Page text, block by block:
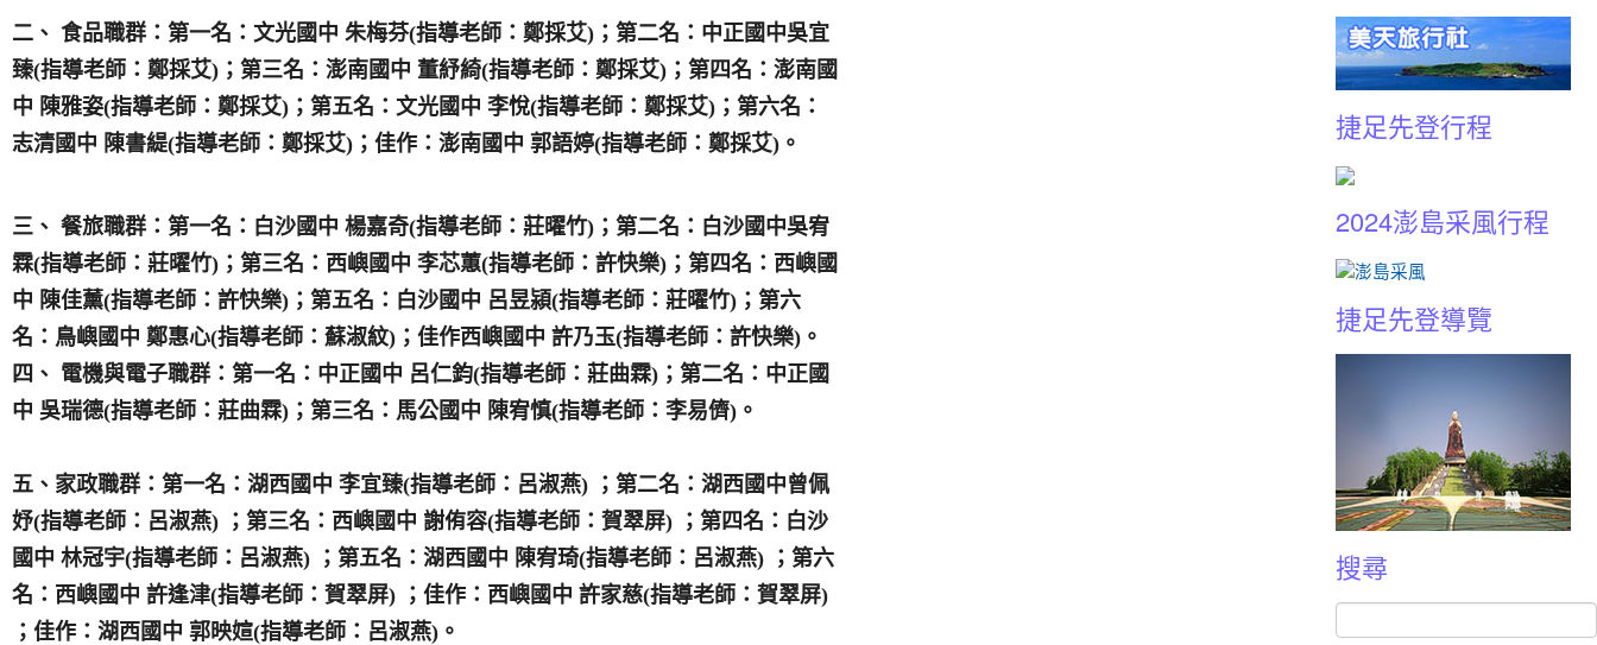
二、 食品職群：第一名：文光國中 朱梅芬(指導老師：鄭採艾)；第二名：中正國中吳宜
臻(指導老師：鄭採艾)；第三名：澎南國中 董紓綺(指導老師：鄭採艾)；第四名：澎南國
中 陳雅姿(指導老師：鄭採艾)；第五名：文光國中 李悅(指導老師：鄭採艾)；第六名：
志清國中 陳書緹(指導老師：鄭採艾)；佳作：澎南國中 郭語婷(指導老師：鄭採艾)。
三、 餐旅職群：第一名：白沙國中 楊嘉奇(指導老師：莊曜竹)；第二名：白沙國中吳宥
霖(指導老師：莊曜竹)；第三名：西嶼國中 李芯蕙(指導老師：許快樂)；第四名：西嶼國
中 陳佳薰(指導老師：許快樂)；第五名：白沙國中 呂昱潁(指導老師：莊曜竹)；第六
名：鳥嶼國中 鄭惠心(指導老師：蘇淑紋)；佳作西嶼國中 許乃玉(指導老師：許快樂)。
四、 電機與電子職群：第一名：中正國中 呂仁鈞(指導老師：莊曲霖)；第二名：中正國
中 吳瑞德(指導老師：莊曲霖)；第三名：馬公國中 陳宥慎(指導老師：李易儕)。
五、家政職群：第一名：湖西國中 李宜臻(指導老師：呂淑燕) ；第二名：湖西國中曾佩
妤(指導老師：呂淑燕) ；第三名：西嶼國中 謝侑容(指導老師：賀翠屏) ；第四名：白沙
國中 林冠宇(指導老師：呂淑燕) ；第五名：湖西國中 陳宥琦(指導老師：呂淑燕) ；第六
名：西嶼國中 許逢津(指導老師：賀翠屏) ；佳作：西嶼國中 許家慈(指導老師：賀翠屏)
；佳作：湖西國中 郭映媗(指導老師：呂淑燕)。
捷足先登行程
2024澎島采風行程
捷足先登導覽
搜尋